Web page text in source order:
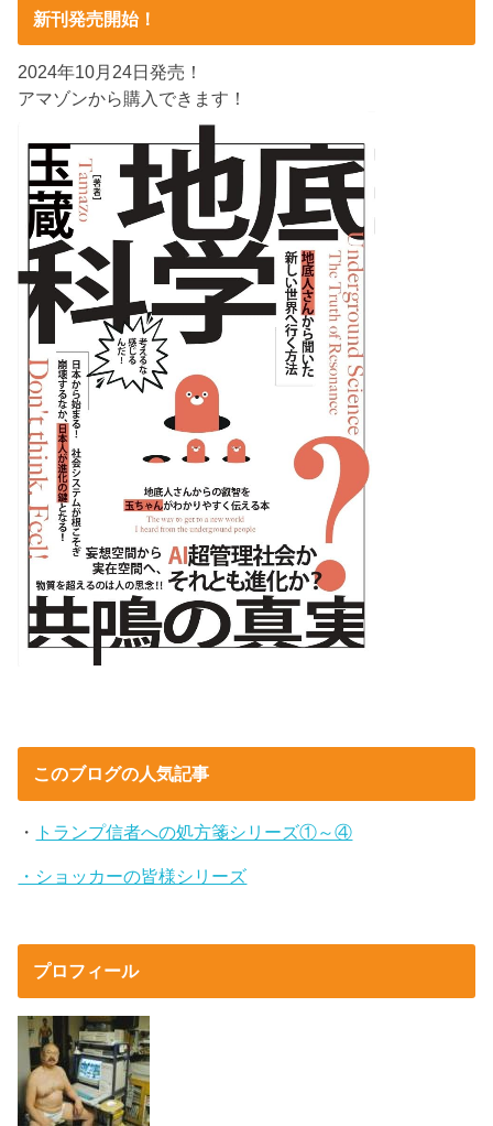
新刊発売開始！
2024年10月24日発売！
アマゾンから購入できます！
このブログの人気記事
・ トランプ信者への処方箋シリーズ①～④
・ショッカーの皆様シリーズ
プロフィール